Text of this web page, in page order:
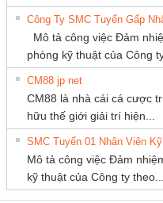
– PSR-
SCP-
FSP/2X1/1X2
sát chuỗi
tấm pin
16I+
(2502520000)
TRANSCLINIC
1K5 L
Bộ chỉnh lưu
điện
BKE 1K5.4
NAM
TIẾN
TY TNHH
DOANH
VỤ XNK
NAM
THIẾT BỊ
NGHIỆP
SETSUBI
NAM
Mô tả công việc Đảm
phòng kỹ thuật của Công
CM88 jp net
CM88 là nhà cái cá cược
hữu thế giới giải trí hiện...
SMC Tuyển 01 Nhân Viên
Mô tả công việc Đảm
kỹ thuật của Công ty theo...